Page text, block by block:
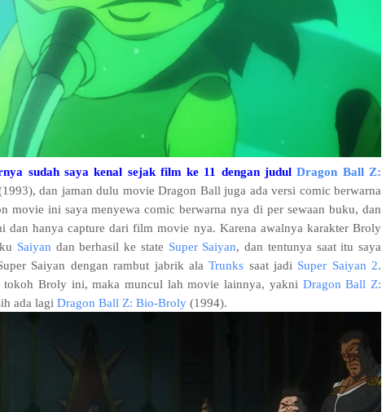
sudah saya kenal sejak film ke 11 dengan judulDragon Ball Z:
dan jaman dulu movie Dragon Ball juga ada versi comic berwarna
movie ini saya menyewa comic berwarna nya di per sewaan buku, dan
dan hanya capture dari film movie nya. Karena awalnya karakter Broly
Saiyan dan berhasil ke state Super Saiyan, dan tentunya saat itu saya
Saiyan dengan rambut jabrik alaTrunks saat jadi Super Saiyan 2.
tokoh Broly ini, maka muncul lah movie lainnya, yakni Dragon Ball Z:
ada lagi Dragon Ball Z: Bio-Broly (1994).